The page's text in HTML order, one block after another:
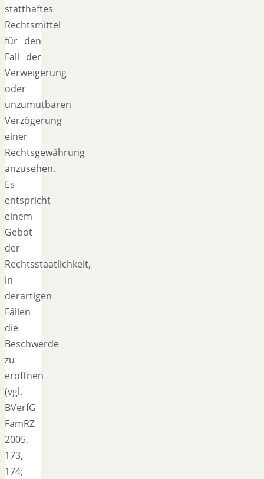
statthaftes
Rechtsmittel
für den
Fall der
Verweigerung
oder
unzumutbaren
Verzögerung
einer
Rechtsgewährung
anzusehen.
Es
entspricht
einem
Gebot
der
Rechtsstaatlichkeit,
in
derartigen
Fällen
die
Beschwerde
zu
eröffnen
(vgl.
BVerfG
FamRZ
2005,
173,
174;